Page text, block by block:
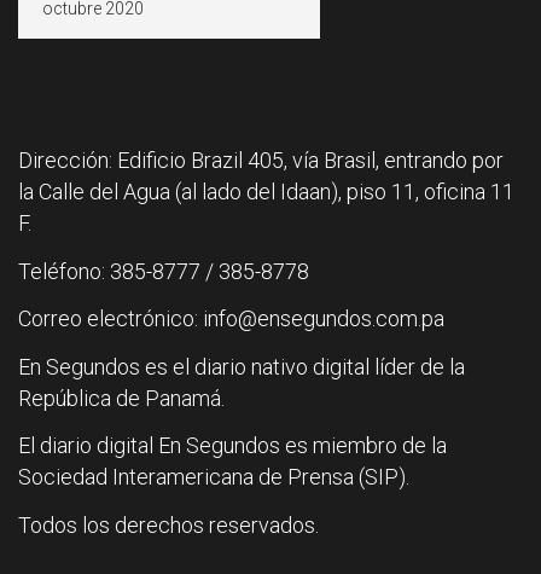
Dirección: Edificio Brazil 405, vía Brasil, entrando por
la Calle del Agua (al lado del Idaan), piso 11, oficina 11
F.
Teléfono: 385-8777 / 385-8778
Correo electrónico: info@ensegundos.com.pa
En Segundos es el diario nativo digital líder de la
República de Panamá.
El diario digital En Segundos es miembro de la
Sociedad Interamericana de Prensa (SIP).
Todos los derechos reservados.